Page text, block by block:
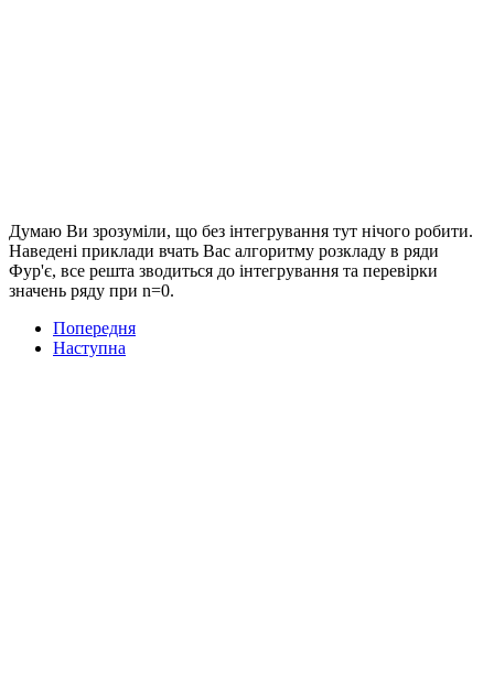
Думаю Ви зрозуміли, що без інтегрування тут нічого робити.
Наведені приклади вчать Вас алгоритму розкладу в ряди
Фур'є, все решта зводиться до інтегрування та перевірки
значень ряду при n=0.
Попередня
Наступна